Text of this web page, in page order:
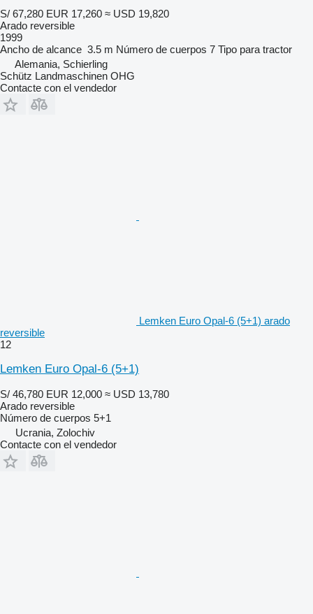
S/ 67,280 EUR 17,260 ≈ USD 19,820
Arado reversible
1999
Ancho de alcance 3.5 m Número de cuerpos 7 Tipo para tractor
Alemania, Schierling
Schütz Landmaschinen OHG
Contacte con el vendedor
Lemken Euro Opal-6 (5+1) arado
reversible
12
Lemken Euro Opal-6 (5+1)
S/ 46,780 EUR 12,000 ≈ USD 13,780
Arado reversible
Número de cuerpos 5+1
Ucrania, Zolochiv
Contacte con el vendedor